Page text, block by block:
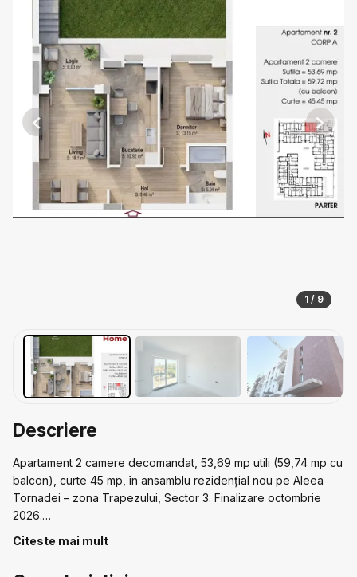
1 / 9
Previous Next
Descriere
Apartament 2 camere decomandat, 53,69 mp utili (59,74 mp cu
balcon), curte 45 mp, în ansamblu rezidențial nou pe Aleea
Tornadei – zona Trapezului, Sector 3. Finalizare octombrie
2026.
Citeste mai mult